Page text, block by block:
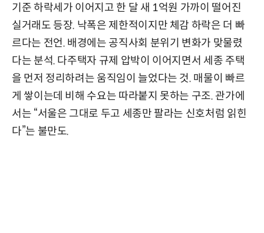
기준 하락세가 이어지고 한 달 새 1억원 가까이 떨어진
실거래도 등장. 낙폭은 제한적이지만 체감 하락은 더 빠
르다는 전언. 배경에는 공직사회 분위기 변화가 맞물렸
다는 분석. 다주택자 규제 압박이 이어지면서 세종 주택
을 먼저 정리하려는 움직임이 늘었다는 것. 매물이 빠르
게 쌓이는데 비해 수요는 따라붙지 못하는 구조. 관가에
서는 “서울은 그대로 두고 세종만 팔라는 신호처럼 읽힌
다”는 불만도.